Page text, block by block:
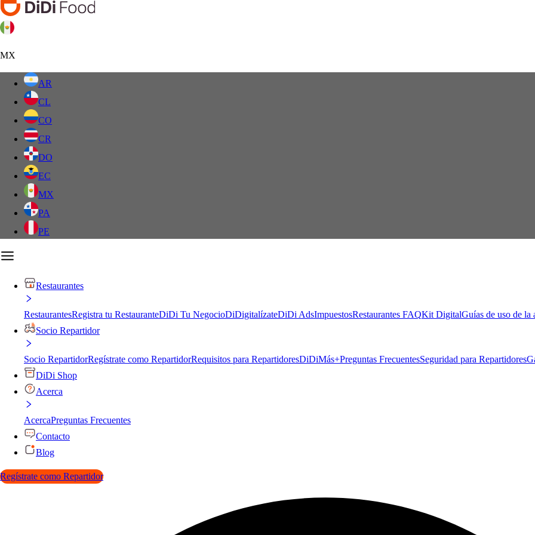
MX
AR
CL
CO
CR
DO
EC
MX
PA
PE
Restaurantes
RestaurantesRegistra tu RestauranteDiDi Tu NegocioDiDigitalízateDiDi AdsImpuestosRestaurantes FAQKit DigitalGuías de uso de la
Socio Repartidor
Socio RepartidorRegístrate como RepartidorRequisitos para RepartidoresDiDiMás+Preguntas FrecuentesSeguridad para Repartidores
DiDi Shop
Acerca
AcercaPreguntas Frecuentes
Contacto
Blog
Regístrate como Repartidor